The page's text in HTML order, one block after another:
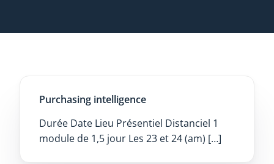
Purchasing intelligence
Durée Date Lieu Présentiel Distanciel 1
module de 1,5 jour Les 23 et 24 (am) […]